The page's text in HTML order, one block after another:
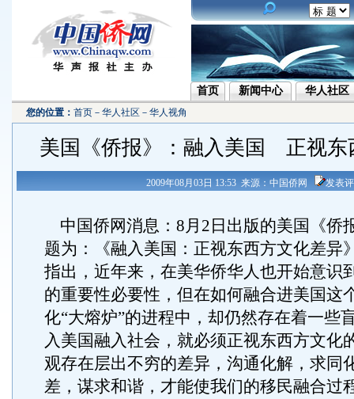
首页 新闻中心 华人社区
您的位置： 首页 － 华人社区 － 华人视角
美国《侨报》：融入美国 正视东
2009年08月03日 13:53 来源：中国侨网 发表
中国侨网消息：8月2日出版的美国《侨
题为：《融入美国：正视东西方文化差异
指出，近年来，在美华侨华人也开始意识
的重要性必要性，但在如何融合进美国这
化“大熔炉”的进程中，却仍然存在着一些
入美国融入社会，就必须正视东西方文化
观存在层出不穷的差异，沟通化解，求同
差，谋求和谐，才能使我们的移民融合过